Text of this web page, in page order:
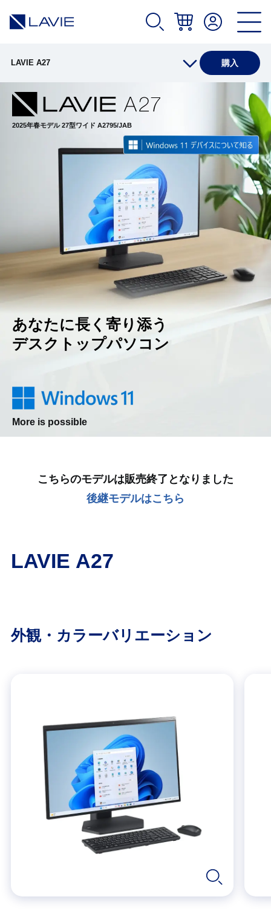
LAVIE A27 購入
仕様(店頭販売モデル)
オプション
アプリ(店頭販売モデル)
アプリ(Web限定モデル)
各部の名称・サイズ
2025年春モデル27型ワイド A2795/JAB
あなたに長く寄り添う
デスクトップパソコン
More is possible
こちらのモデルは販売終了となりました
後継モデルはこちら
LAVIE A27
外観・カラーバリエーション